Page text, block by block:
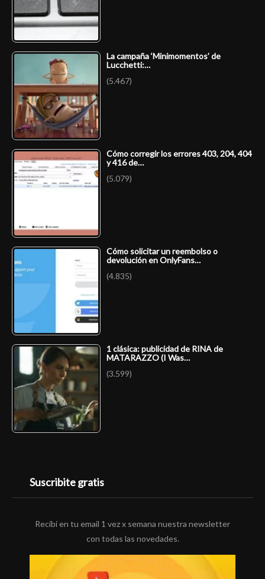
La campaña ‘Minimomentos’ de
Lucchetti:…
(5.467)
Cómo corregir los errores 403, 204, 404
y 416 de…
(5.079)
Cómo solicitar un reembolso o
devolución en OnlyFans…
(4.835)
1 clásica: publicidad de RINA de
MATARAZZO (I Was…
(3.599)
Suscribite gratis
Recibí en tu email 1 vez x semana nuestra newsletter
con todas las novedades.